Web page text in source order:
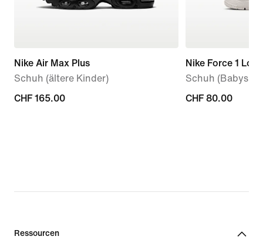
Nike Air Max Plus
Schuh (ältere Kinder)
CHF 165.00
CHF 165.00
Nike Force 1 Low
Schuh (Babys,
CHF 80.00
CHF 80.00
Ressourcen